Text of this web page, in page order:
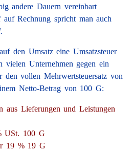
andere Dauern vereinbart
Rechnung spricht man auch
.
den Umsatz eine Umsatzsteuer
Unternehmen gegen ein
den vollen Mehrwertsteuersatz von
Netto-Betrag von 100 G:
aus Lieferungen und Leistungen
USt. 100 G
19 % 19 G